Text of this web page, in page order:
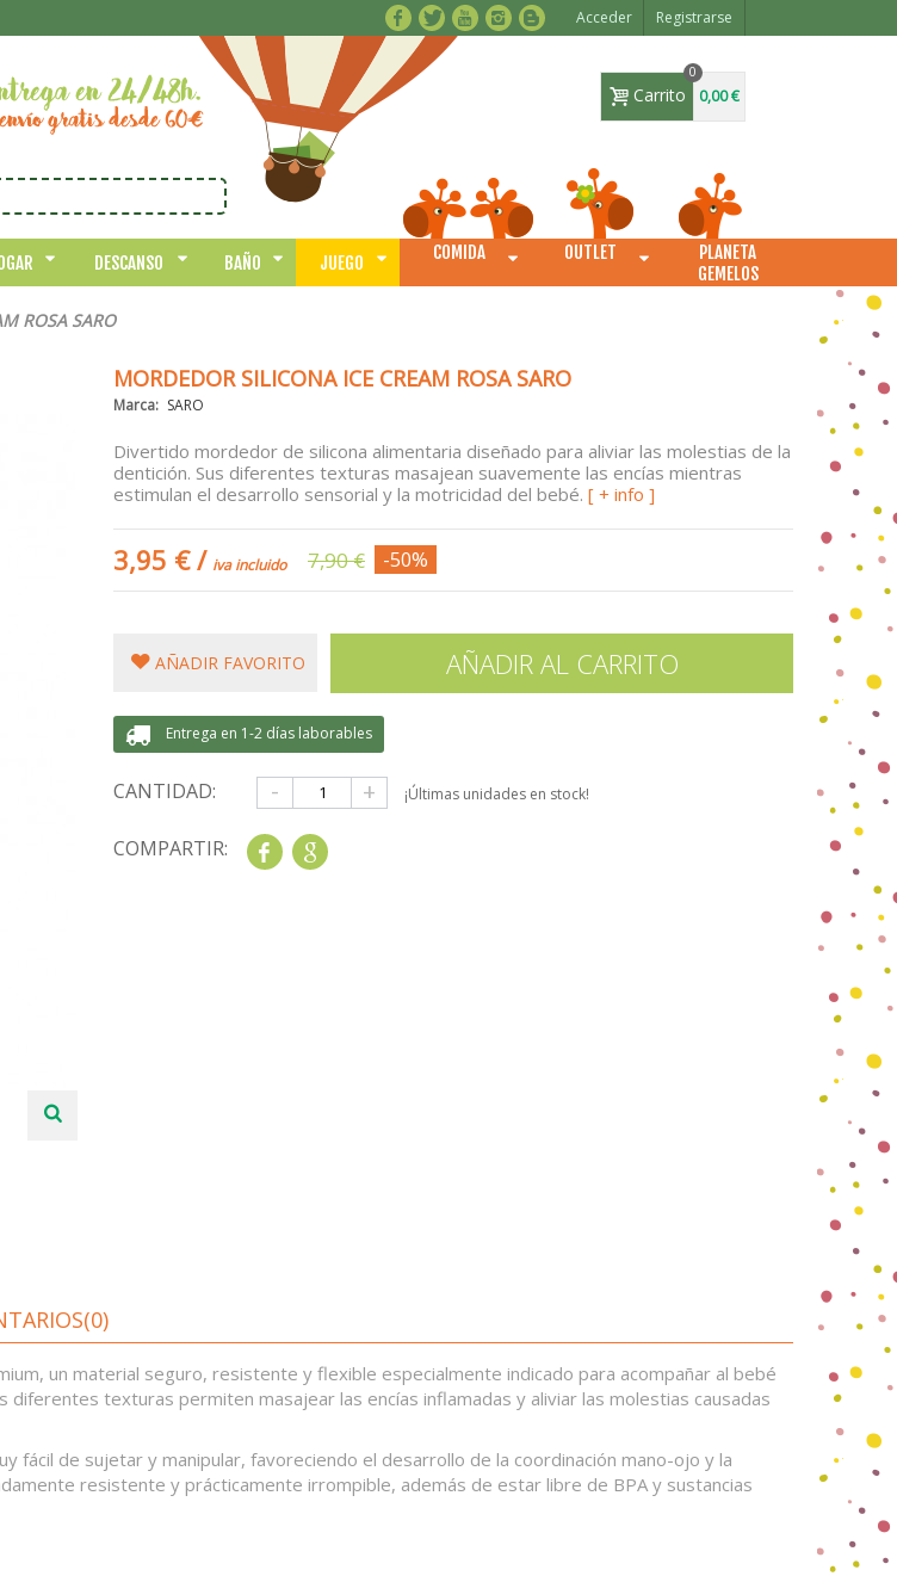
Acceder Registrarse
Carrito
0
0,00 €
DESCANSO BAÑO JUEGO COMIDA OUTLET
PLANETA
GEMELOS
ROSA SARO
MORDEDOR SILICONA ICE CREAM ROSA SARO
Marca: SARO
Divertido mordedor de silicona alimentaria diseñado para aliviar las molestias de la
dentición. Sus diferentes texturas masajean suavemente las encías mientras
estimulan el desarrollo sensorial y la motricidad del bebé. [ + info ]
3,95 €/ iva incluido 7,90 € -50%
AÑADIR FAVORITO AÑADIR AL CARRITO
Entrega en 1-2 días laborables
CANTIDAD: - + ¡Últimas unidades en stock!
COMPARTIR: Share
un material seguro, resistente y flexible especialmente indicado para acompañar al bebé
texturas permiten masajear las encías inflamadas y aliviar las molestias causadas
fácil de sujetar y manipular, favoreciendo el desarrollo de la coordinación mano-ojo y la
resistente y prácticamente irrompible, además de estar libre de BPA y sustancias